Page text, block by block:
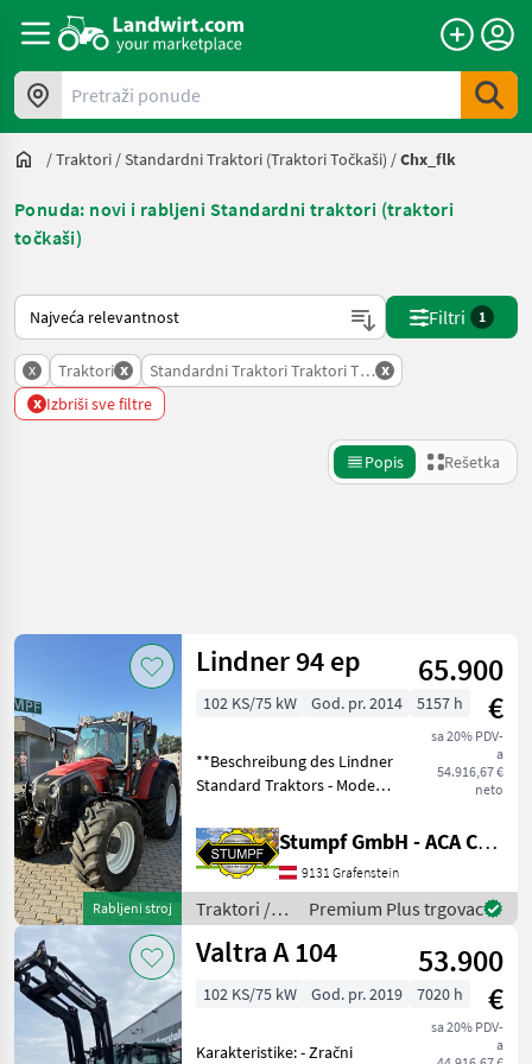
Pretraži ponude
/Traktori /Standardni Traktori (traktori Točkaši) /Chx_flk
Ponuda: novi i rabljeni Standardni traktori (traktori
točkaši)
Tako se sortira na Landwirt.com
Filtri 1
x Traktori x Standardni Traktori Traktori Tockasi
x
x Izbriši sve filtre
Popis Rešetka
Kategorija 3 Država Filtri
TRENUTNA
STAZA
Poljoprivredna
tehnika
Traktori
Standardni
Traktori
Traktori
ODABERITE
KATEGORIJU
Steyr
237
Poništi
Prikaži
1.077
rezultata
Rabljeni stroj
Lindner 94 ep
65.900
€
sa 20% PDV-
a
54.916,67 €
neto
102 KS/75 kW God. pr. 2014 5157 h
**Beschreibung des Lindner
Standard Traktors - Modell
Standard Traktor, Baujahr
2014, ist ein
leistungsstarkes und
vielseitiges landwirtschaftl
Stumpf GmbH - ACA Center Stumpf
9131 Grafenstein
Traktori /
Lindner
Premium Plus trgovac
Valtra A 104
53.900
€
sa 20% PDV-
a
102 KS/75 kW God. pr. 2019 7020 h
Karakteristike: - Zračni